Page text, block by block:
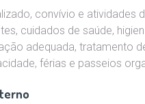
convívio e atividades
cuidados de saúde,
adequada, tratamento
férias e passeios